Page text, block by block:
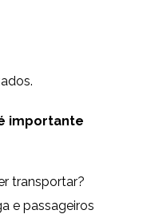
importante
transportar?
e passageiros